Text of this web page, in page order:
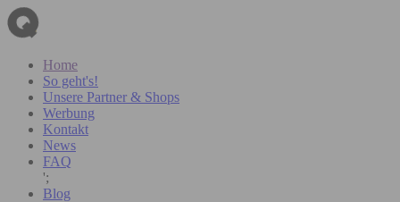
Home
So geht's!
Unsere Partner & Shops
Werbung
Kontakt
News
FAQ
';
Blog